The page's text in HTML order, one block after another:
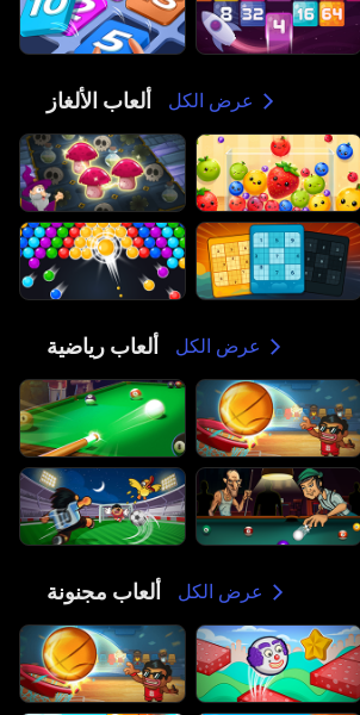
ألعاب الألغاز عرض الكل
ألعاب رياضية عرض الكل
ألعاب مجنونة عرض الكل